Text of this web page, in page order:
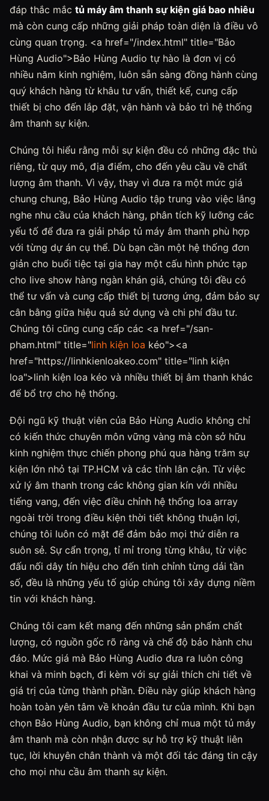
đáp thắc mắc tủ máy âm thanh sự kiện giá bao nhiêu
mà còn cung cấp những giải pháp toàn diện là điều vô
cùng quan trọng. <a href="/index.html" title="Bảo
Hùng Audio">Bảo Hùng Audio tự hào là đơn vị có
nhiều năm kinh nghiệm, luôn sẵn sàng đồng hành cùng
quý khách hàng từ khâu tư vấn, thiết kế, cung cấp
thiết bị cho đến lắp đặt, vận hành và bảo trì hệ thống
âm thanh sự kiện.
Chúng tôi hiểu rằng mỗi sự kiện đều có những đặc thù
riêng, từ quy mô, địa điểm, cho đến yêu cầu về chất
lượng âm thanh. Vì vậy, thay vì đưa ra một mức giá
chung chung, Bảo Hùng Audio tập trung vào việc lắng
nghe nhu cầu của khách hàng, phân tích kỹ lưỡng các
yếu tố để đưa ra giải pháp tủ máy âm thanh phù hợp
với từng dự án cụ thể. Dù bạn cần một hệ thống đơn
giản cho buổi tiệc tại gia hay một cấu hình phức tạp
cho live show hàng ngàn khán giả, chúng tôi đều có
thể tư vấn và cung cấp thiết bị tương ứng, đảm bảo sự
cân bằng giữa hiệu quả sử dụng và chi phí đầu tư.
Chúng tôi cũng cung cấp các <a href="/san-
pham.html" title="linh kiện loa kéo"><a
href="https://linhkienloakeo.com" title="linh kiện
loa">linh kiện loa kéo và nhiều thiết bị âm thanh khác
để bổ trợ cho hệ thống.
Đội ngũ kỹ thuật viên của Bảo Hùng Audio không chỉ
có kiến thức chuyên môn vững vàng mà còn sở hữu
kinh nghiệm thực chiến phong phú qua hàng trăm sự
kiện lớn nhỏ tại TP.HCM và các tỉnh lân cận. Từ việc
xử lý âm thanh trong các không gian kín với nhiều
tiếng vang, đến việc điều chỉnh hệ thống loa array
ngoài trời trong điều kiện thời tiết không thuận lợi,
chúng tôi luôn có mặt để đảm bảo mọi thứ diễn ra
suôn sẻ. Sự cẩn trọng, tỉ mỉ trong từng khâu, từ việc
đấu nối dây tín hiệu cho đến tinh chỉnh từng dải tần
số, đều là những yếu tố giúp chúng tôi xây dựng niềm
tin với khách hàng.
Chúng tôi cam kết mang đến những sản phẩm chất
lượng, có nguồn gốc rõ ràng và chế độ bảo hành chu
đáo. Mức giá mà Bảo Hùng Audio đưa ra luôn công
khai và minh bạch, đi kèm với sự giải thích chi tiết về
giá trị của từng thành phần. Điều này giúp khách hàng
hoàn toàn yên tâm về khoản đầu tư của mình. Khi bạn
chọn Bảo Hùng Audio, bạn không chỉ mua một tủ máy
âm thanh mà còn nhận được sự hỗ trợ kỹ thuật liên
tục, lời khuyên chân thành và một đối tác đáng tin cậy
cho mọi nhu cầu âm thanh sự kiện.